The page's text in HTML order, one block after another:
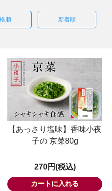
順 新着順
【あっさり塩味】香味小夜
子の 京菜80g
270円(税込)